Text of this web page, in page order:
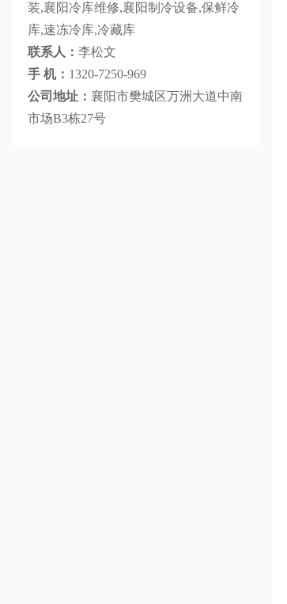
装,襄阳冷库维修,襄阳制冷设备,保鲜冷
库,速冻冷库,冷藏库
联系人： 李松文
手 机： 1320-7250-969
公司地址： 襄阳市樊城区万洲大道中南
市场B3栋27号